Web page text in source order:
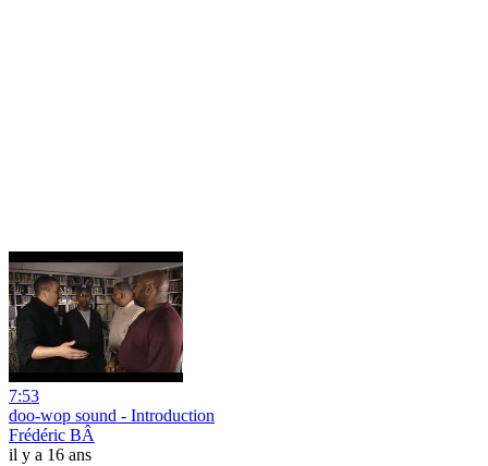
7:53
doo-wop sound - Introduction
Frédéric BÂ
il y a 16 ans